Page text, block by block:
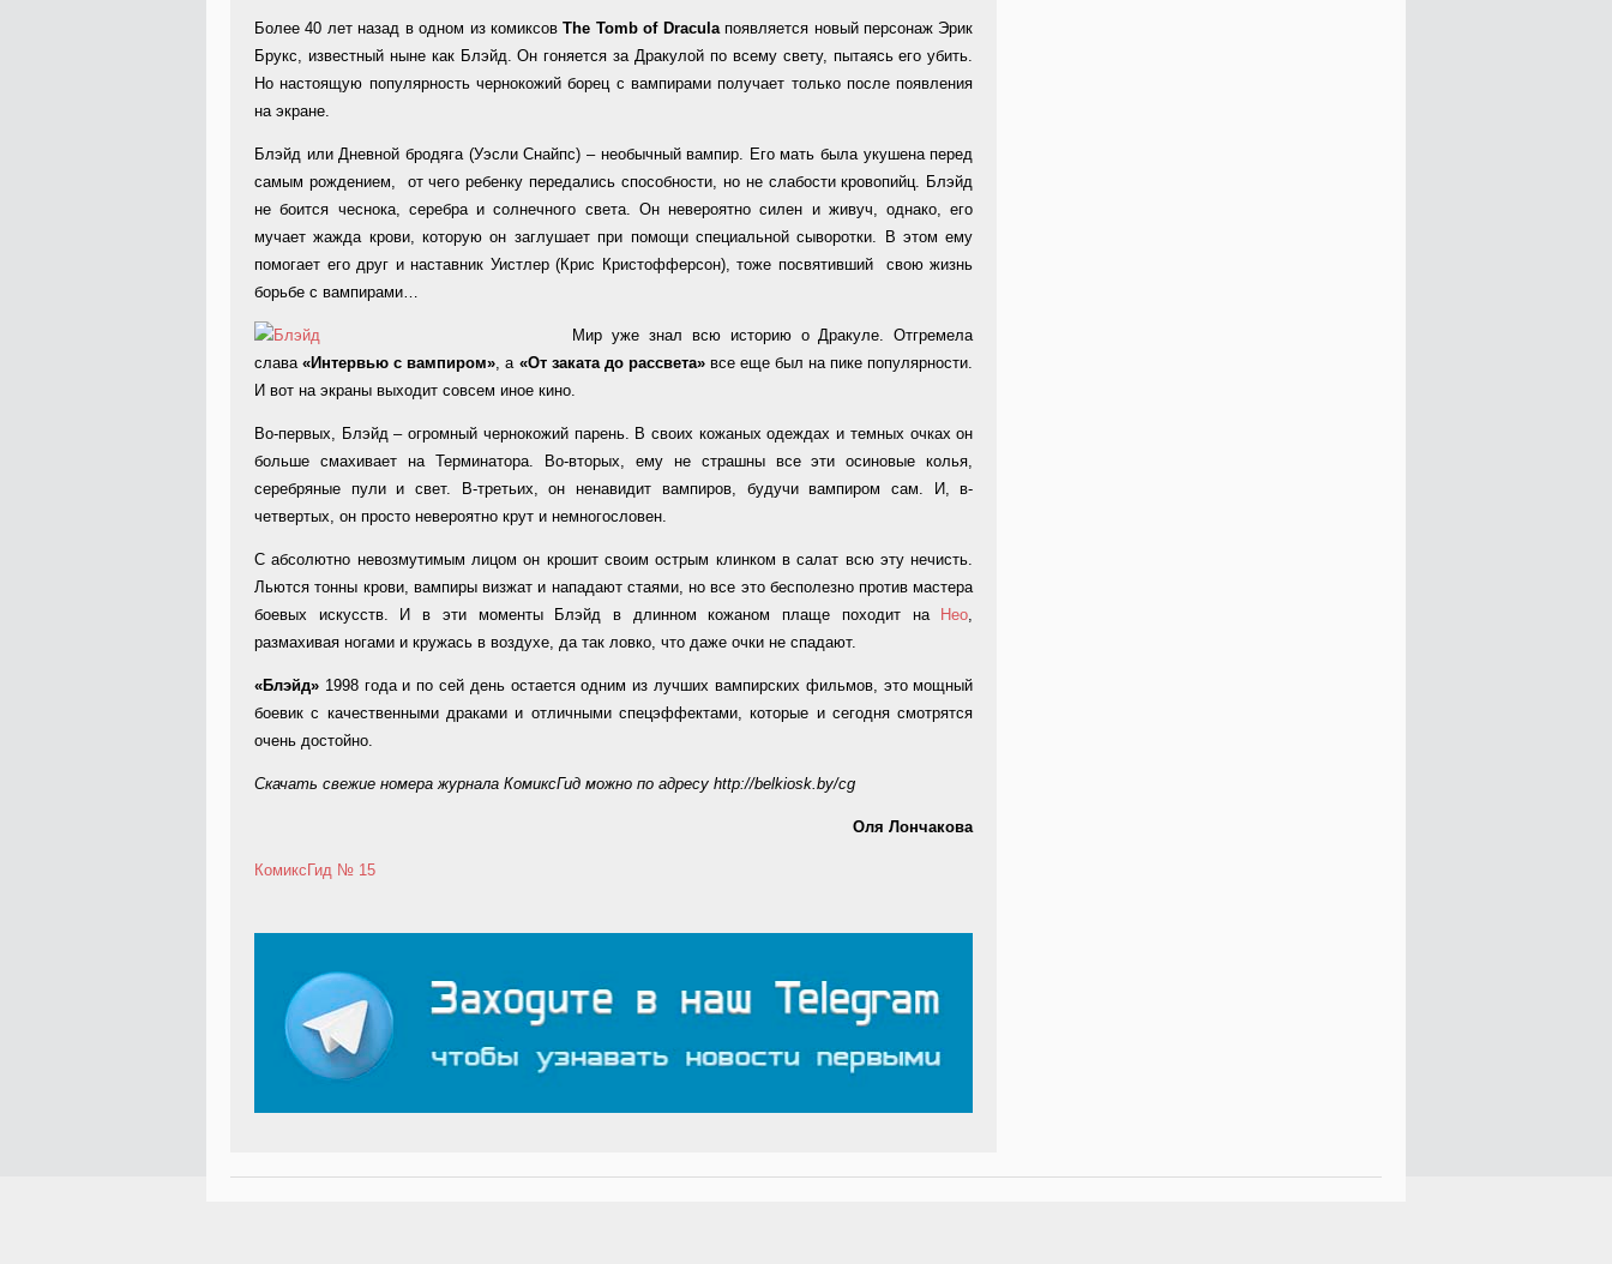
Более 40 лет назад в одном из комиксовThe Tomb of Draculaпоявляется новый персонаж Эрик
Брукс, известный ныне как Блэйд. Он гоняется за Дракулой по всему свету, пытаясь его убить.
Но настоящую популярность чернокожий борец с вампирами получает только после появления
на экране.
Блэйд или Дневной бродяга (Уэсли Снайпс) – необычный вампир. Его мать была укушена перед
самым рождением, от чего ребенку передались способности, но не слабости кровопийц. Блэйд
не боится чеснока, серебра и солнечного света. Он невероятно силен и живуч, однако, его
мучает жажда крови, которую он заглушает при помощи специальной сыворотки. В этом ему
помогает его друг и наставник Уистлер (Крис Кристофферсон), тоже посвятивший свою жизнь
борьбе с вампирами…
Мир уже знал всю историю о Дракуле. Отгремела
слава«Интервью с вампиром», а «От заката до рассвета»все еще был на пике популярности.
И вот на экраны выходит совсем иное кино.
Во-первых, Блэйд – огромный чернокожий парень. В своих кожаных одеждах и темных очках он
больше смахивает на Терминатора. Во-вторых, ему не страшны все эти осиновые колья,
серебряные пули и свет. В-третьих, он ненавидит вампиров, будучи вампиром сам. И, в-
четвертых, он просто невероятно крут и немногословен.
С абсолютно невозмутимым лицом он крошит своим острым клинком в салат всю эту нечисть.
Льются тонны крови, вампиры визжат и нападают стаями, но все это бесполезно против мастера
боевых искусств. И в эти моменты Блэйд в длинном кожаном плаще походит на
Нео,
размахивая ногами и кружась в воздухе, да так ловко, что даже очки не спадают.
«Блэйд» 1998 года и по сей день остается одним из лучших вампирских фильмов, это мощный
боевик с качественными драками и отличными спецэффектами, которые и сегодня смотрятся
очень достойно.
Скачать свежие номера журнала КомиксГид можно по адресу http://belkiosk.by/cg
Оля Лончакова
КомиксГид № 15